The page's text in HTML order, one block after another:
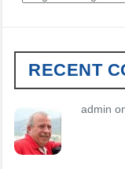
r
a
s
RECENT
admin